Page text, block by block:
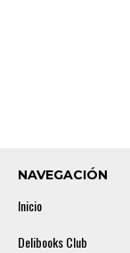
NAVEGACIÓN
Inicio
Delibooks Club